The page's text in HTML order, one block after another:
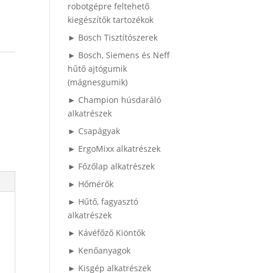
robotgépre feltehető
kiegészítők tartozékok
► Bosch Tisztítószerek
► Bosch, Siemens és Neff
hűtő ajtógumik
(mágnesgumik)
► Champion húsdaráló
alkatrészek
► Csapágyak
► ErgoMixx alkatrészek
► Főzőlap alkatrészek
► Hőmérők
► Hűtő, fagyasztó
alkatrészek
► Kávéfőző Kiöntők
► Kenőanyagok
► Kisgép alkatrészek